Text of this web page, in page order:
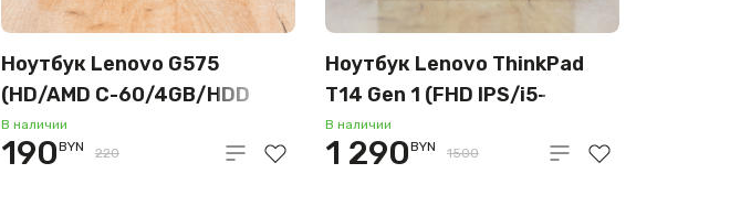
Ноутбук Lenovo G575
(HD/AMD C-60/4GB/HDD
320GB)
В наличии
190BYN 220
Ноутбук Lenovo ThinkPad
T14 Gen 1 (FHD IPS/i5-
10gen/32GB/SSD 256GB)
В наличии
1 290BYN 1500